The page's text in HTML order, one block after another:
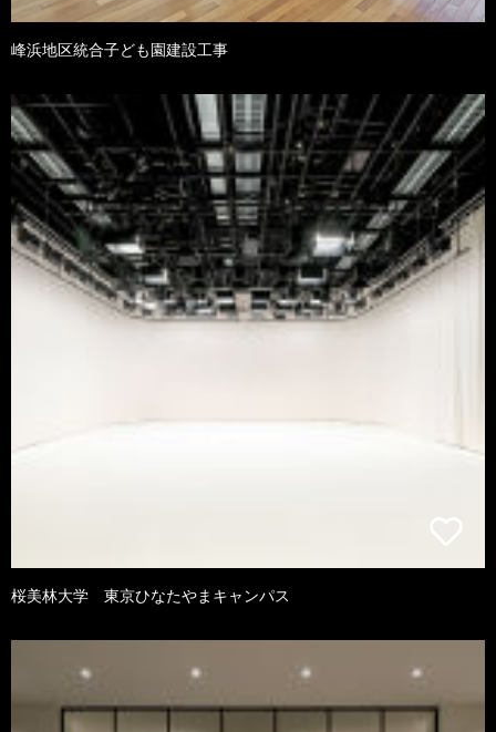
峰浜地区統合子ども園建設工事
桜美林大学 東京ひなたやまキャンパス